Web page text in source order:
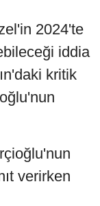
2024'te
iddia
kritik
verirken